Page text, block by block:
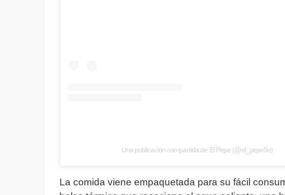
Una publicación compartida de El Pepe (@el_pepe9o)
La comida viene empaquetada para su fácil